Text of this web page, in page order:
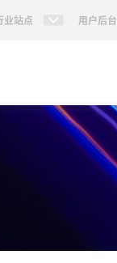
业站点 用户后台